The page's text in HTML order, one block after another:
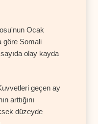
Ocak
göre Somali
sayıda olay kayda
geçen ay
arttığını
düzeyde